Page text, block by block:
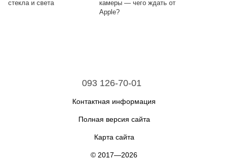
стекла и света
камеры — чего ждать от
Apple?
093 126-70-01
Контактная информация
Полная версия сайта
Карта сайта
© 2017—2026